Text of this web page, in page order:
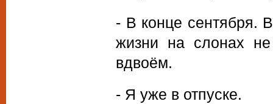
- В конце сентября.
жизни на слонах
вдвоём.
- Я уже в отпуске.